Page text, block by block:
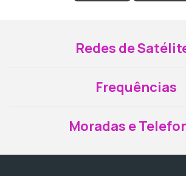
Redes de
Frequências
Moradas e